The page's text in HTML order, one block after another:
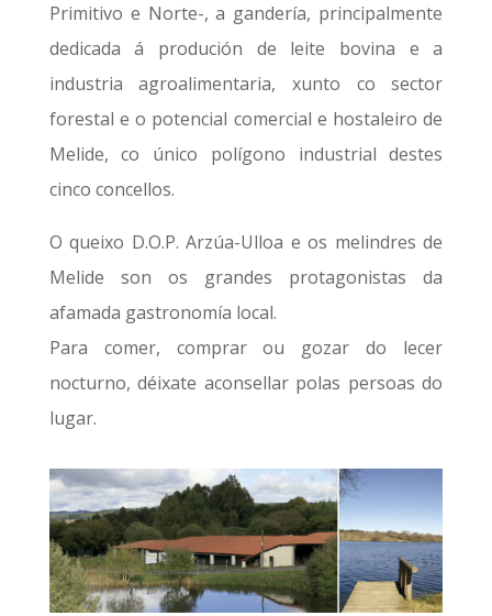
Primitivo e Norte-, a gandería, principalmente
dedicada á produción de leite bovina e a
industria agroalimentaria, xunto co sector
forestal e o potencial comercial e hostaleiro de
Melide, co único polígono industrial destes
cinco concellos.
O queixo D.O.P. Arzúa-Ulloa e os melindres de
Melide son os grandes protagonistas da
afamada gastronomía local.
Para comer, comprar ou gozar do lecer
nocturno, déixate aconsellar polas persoas do
lugar.